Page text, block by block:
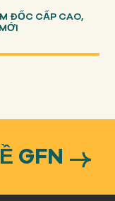
ĐỐC CẤP CAO,
GFN